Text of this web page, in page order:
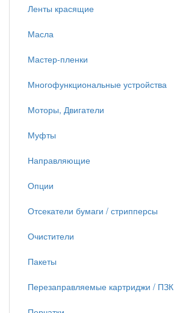
Ленты красящие
Масла
Мастер-пленки
Многофункциональные устройства
Моторы, Двигатели
Муфты
Направляющие
Опции
Отсекатели бумаги / стрипперсы
Очистители
Пакеты
Перезаправляемые картриджи / ПЗК